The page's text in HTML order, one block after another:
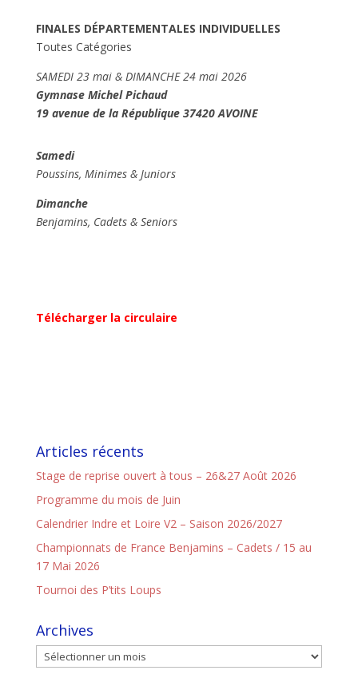
FINALES DÉPARTEMENTALES INDIVIDUELLES
Toutes Catégories
SAMEDI 23 mai & DIMANCHE 24 mai 2026
Gymnase Michel Pichaud
19 avenue de la République 37420 AVOINE
Samedi
Poussins, Minimes & Juniors
Dimanche
Benjamins, Cadets & Seniors
Télécharger la circulaire
Articles récents
Stage de reprise ouvert à tous – 26&27 Août 2026
Programme du mois de Juin
Calendrier Indre et Loire V2 – Saison 2026/2027
Championnats de France Benjamins – Cadets / 15 au
17 Mai 2026
Tournoi des P’tits Loups
Archives